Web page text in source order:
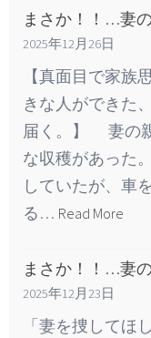
まさか！！…妻
2025年12月26日
【真面目で家族
きな人ができた
届く。】 妻の
な収穫があった
していたが、車
る… Read More
まさか！！…妻
2025年12月23日
「妻を捜して